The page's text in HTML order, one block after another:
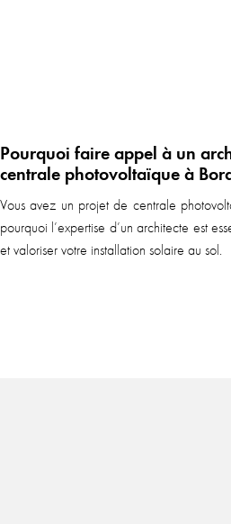
Pourquoi faire appel à un
centrale photovoltaïque à
Vous avez un projet de centrale
pourquoi l’expertise d’un architecte est
et valoriser votre installation solaire au sol.